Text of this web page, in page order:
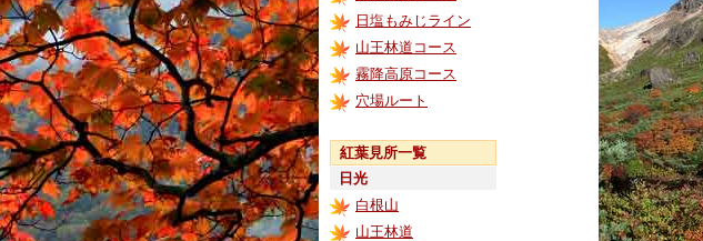
日塩もみじライン
山王林道コース
霧降高原コース
穴場ルート
紅葉見所一覧
日光
白根山
山王林道